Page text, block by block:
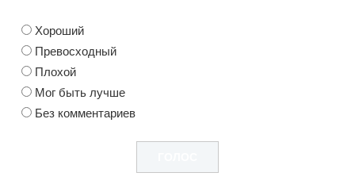
Хороший
Превосходный
Плохой
Мог быть лучше
Без комментариев